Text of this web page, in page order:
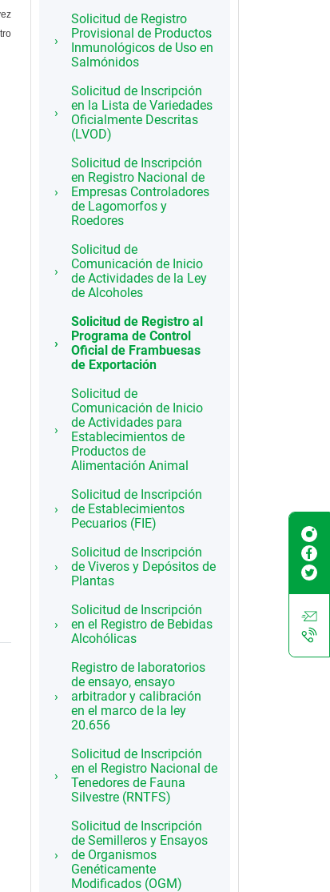
Solicitud de Registro
Provisional de Productos
Inmunológicos de Uso en
Salmónidos
Solicitud de Inscripción
en la Lista de Variedades
Oficialmente Descritas
(LVOD)
Solicitud de Inscripción
en Registro Nacional de
Empresas Controladores
de Lagomorfos y
Roedores
Solicitud de
Comunicación de Inicio
de Actividades de la Ley
de Alcoholes
Solicitud de Registro al
Programa de Control
Oficial de Frambuesas
de Exportación
Solicitud de
Comunicación de Inicio
de Actividades para
Establecimientos de
Productos de
Alimentación Animal
Solicitud de Inscripción
de Establecimientos
Pecuarios (FIE)
Solicitud de Inscripción
de Viveros y Depósitos de
Plantas
Solicitud de Inscripción
en el Registro de Bebidas
Alcohólicas
Registro de laboratorios
de ensayo, ensayo
arbitrador y calibración
en el marco de la ley
20.656
Solicitud de Inscripción
en el Registro Nacional de
Tenedores de Fauna
Silvestre (RNTFS)
Solicitud de Inscripción
de Semilleros y Ensayos
de Organismos
Genéticamente
Modificados (OGM)